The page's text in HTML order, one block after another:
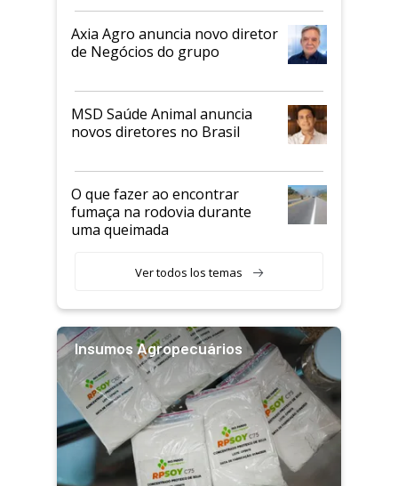
Axia Agro anuncia novo diretor
de Negócios do grupo
MSD Saúde Animal anuncia
novos diretores no Brasil
O que fazer ao encontrar
fumaça na rodovia durante
uma queimada
Ver todos los temas
Insumos Agropecuários